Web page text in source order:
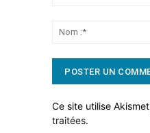
Ce site utilise
traitées.